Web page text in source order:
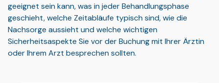
geeignet sein kann, was in jeder Behandlungsphase
geschieht, welche Zeitabläufe typisch sind, wie die
Nachsorge aussieht und welche wichtigen
Sicherheitsaspekte Sie vor der Buchung mit Ihrer Ärztin
oder Ihrem Arzt besprechen sollten.